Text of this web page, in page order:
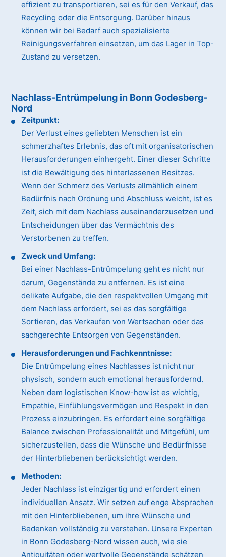
effizient zu transportieren, sei es für den Verkauf, das
Recycling oder die Entsorgung. Darüber hinaus
können wir bei Bedarf auch spezialisierte
Reinigungsverfahren einsetzen, um das Lager in Top-
Zustand zu versetzen.
Nachlass-Entrümpelung in Bonn Godesberg-
Nord
Zeitpunkt:
Der Verlust eines geliebten Menschen ist ein
schmerzhaftes Erlebnis, das oft mit organisatorischen
Herausforderungen einhergeht. Einer dieser Schritte
ist die Bewältigung des hinterlassenen Besitzes.
Wenn der Schmerz des Verlusts allmählich einem
Bedürfnis nach Ordnung und Abschluss weicht, ist es
Zeit, sich mit dem Nachlass auseinanderzusetzen und
Entscheidungen über das Vermächtnis des
Verstorbenen zu treffen.
Zweck und Umfang:
Bei einer Nachlass-Entrümpelung geht es nicht nur
darum, Gegenstände zu entfernen. Es ist eine
delikate Aufgabe, die den respektvollen Umgang mit
dem Nachlass erfordert, sei es das sorgfältige
Sortieren, das Verkaufen von Wertsachen oder das
sachgerechte Entsorgen von Gegenständen.
Herausforderungen und Fachkenntnisse:
Die Entrümpelung eines Nachlasses ist nicht nur
physisch, sondern auch emotional herausfordernd.
Neben dem logistischen Know-how ist es wichtig,
Empathie, Einfühlungsvermögen und Respekt in den
Prozess einzubringen. Es erfordert eine sorgfältige
Balance zwischen Professionalität und Mitgefühl, um
sicherzustellen, dass die Wünsche und Bedürfnisse
der Hinterbliebenen berücksichtigt werden.
Methoden:
Jeder Nachlass ist einzigartig und erfordert einen
individuellen Ansatz. Wir setzen auf enge Absprachen
mit den Hinterbliebenen, um ihre Wünsche und
Bedenken vollständig zu verstehen. Unsere Experten
in Bonn Godesberg-Nord wissen auch, wie sie
Antiquitäten oder wertvolle Gegenstände schätzen